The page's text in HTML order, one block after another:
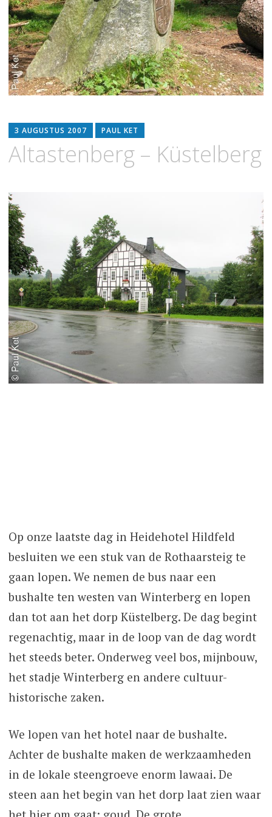
3 AUGUSTUS 2007 PAUL KET
Altastenberg – Küstelberg
Op onze laatste dag in Heidehotel Hildfeld
besluiten we een stuk van de Rothaarsteig te
gaan lopen. We nemen de bus naar een
bushalte ten westen van Winterberg en lopen
dan tot aan het dorp Küstelberg. De dag begint
regenachtig, maar in de loop van de dag wordt
het steeds beter. Onderweg veel bos, mijnbouw,
het stadje Winterberg en andere cultuur-
historische zaken.
We lopen van het hotel naar de bushalte.
Achter de bushalte maken de werkzaamheden
in de lokale steengroeve enorm lawaai. De
steen aan het begin van het dorp laat zien waar